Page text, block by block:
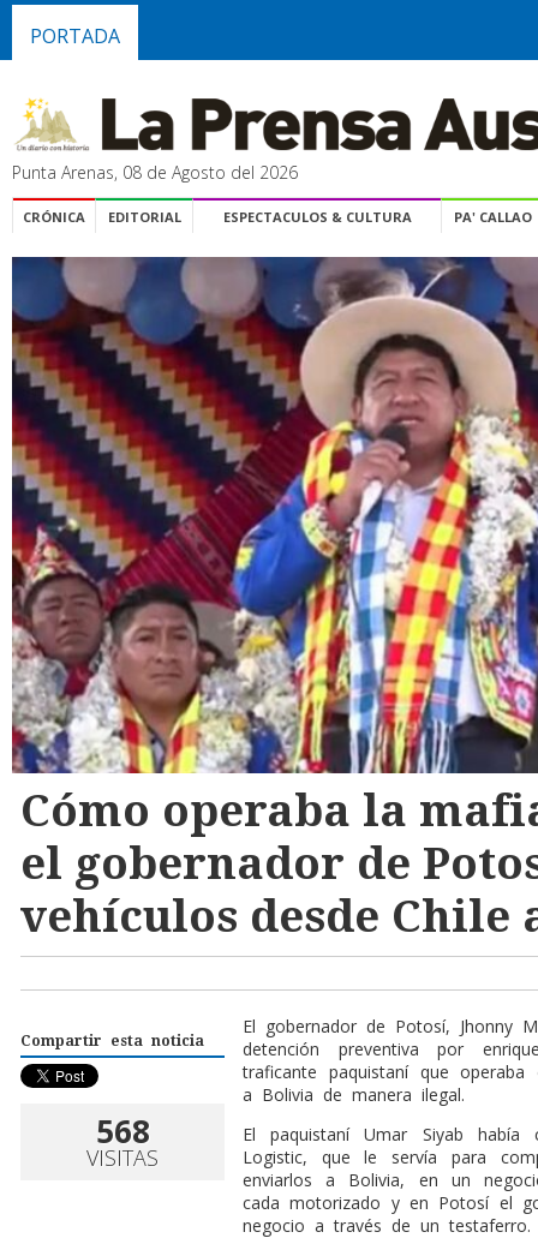
PORTADA
Punta Arenas, 08 de Agosto del 2026
CRÓNICA EDITORIAL ESPECTACULOS & CULTURA PA' CALLAO
Cómo operaba la
el gobernador de
vehículos desde Chile
Compartir esta noticia
568
VISITAS
El gobernador de Potosí, Jhonny
detención preventiva por
traficante paquistaní que
a Bolivia de manera ilegal.
El paquistaní Umar Siyab
Logistic, que le servía para
enviarlos a Bolivia, en un
cada motorizado y en Potosí el
negocio a través de un testaferro.